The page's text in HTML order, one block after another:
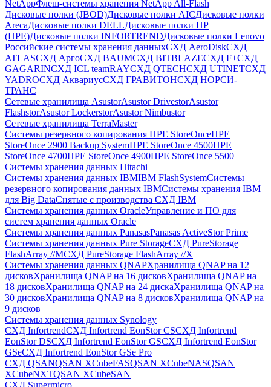
NetAppФлеш-системы хранения NetApp All-Flash
Дисковые полки (JBOD)Дисковые полки AICДисковые полки
ArecaДисковые полки DELLДисковые полки HP
(HPE)Дисковые полки INFORTRENDДисковые полки Lenovo
Российские системы хранения данныхСХД AeroDiskСХД
ATLASСХД AргоСХД BAUMСХД BITBLAZEСХД F+СХД
GAGARINСХД ICL teamRAYСХД QTECHСХД UTINETСХД
YADROСХД АквариусСХД ГРАВИТОНСХД НОРСИ-
ТРАНС
Сетевые хранилища AsustorAsustor DrivestorAsustor
FlashstorAsustor LockerstorAsustor Nimbustor
Сетевые хранилища TerraMaster
Системы резервного копирования HPE StoreOnceHPE
StoreOnce 2900 Backup SystemHPE StoreOnce 4500HPE
StoreOnce 4700HPE StoreOnce 4900HPE StoreOnce 5500
Системы хранения данных Hitachi
Системы хранения данных IBMIBM FlashSystemСистемы
резервного копирования данных IBMСистемы хранения IBM
для Big DataСнятые с производства СХД IBM
Системы хранения данных OracleУправление и ПО для
систем хранения данных Oracle
Системы хранения данных PanasasPanasas ActiveStor Prime
Системы хранения данных Pure StorageСХД PureStorage
FlashArray //MСХД PureStorage FlashArray //X
Системы хранения данных QNAPХранилища QNAP на 12
дисковХранилища QNAP на 16 дисковХранилища QNAP на
18 дисковХранилища QNAP на 24 дискаХранилища QNAP на
30 дисковХранилища QNAP на 8 дисковХранилища QNAP на
9 дисков
Системы хранения данных Synology
СХД InfortrendСХД Infortrend EonStor CSСХД Infortrend
EonStor DSСХД Infortrend EonStor GSСХД Infortrend EonStor
GSeСХД Infortrend EonStor GSe Pro
СХД QSANQSAN XCubeFASQSAN XCubeNASQSAN
XCubeNXTQSAN XCubeSAN
СХД Supermicro